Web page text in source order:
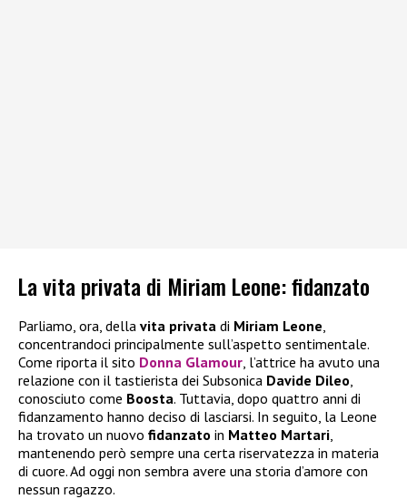
La vita privata di Miriam Leone: fidanzato
Parliamo, ora, della vita privata di Miriam Leone
concentrandoci principalmente sull’aspetto sentimentale.
Come riporta il sito Donna Glamour , l’attrice ha avuto una
relazione con il tastierista dei Subsonica Davide Dileo
conosciuto come Boosta. Tuttavia, dopo quattro anni di
fidanzamento hanno deciso di lasciarsi. In seguito, la Leone
ha trovato un nuovo fidanzato in Matteo Martari
mantenendo però sempre una certa riservatezza in materia
di cuore. Ad oggi non sembra avere una storia d’amore con
nessun ragazzo.